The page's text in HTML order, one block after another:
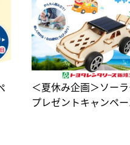
＜夏休み企画＞ソー
プレゼントキャンペ